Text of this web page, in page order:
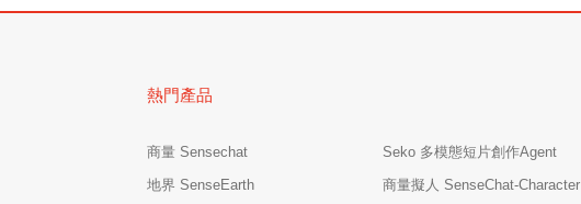
熱門產品
商量 Sensechat Seko 多模態短片創作Agent
地界 SenseEarth
商量擬人 SenseChat-Character